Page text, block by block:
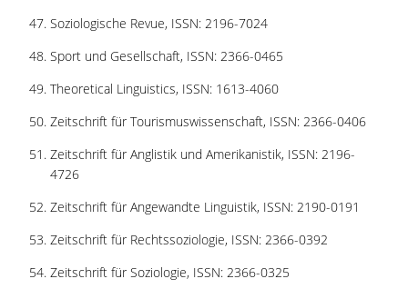
Soziologische Revue, ISSN: 2196-7024
Sport und Gesellschaft, ISSN: 2366-0465
Theoretical Linguistics, ISSN: 1613-4060
Zeitschrift für Tourismuswissenschaft, ISSN: 2366-0406
Zeitschrift für Anglistik und Amerikanistik, ISSN: 2196-
4726
Zeitschrift für Angewandte Linguistik, ISSN: 2190-0191
Zeitschrift für Rechtssoziologie, ISSN: 2366-0392
Zeitschrift für Soziologie, ISSN: 2366-0325